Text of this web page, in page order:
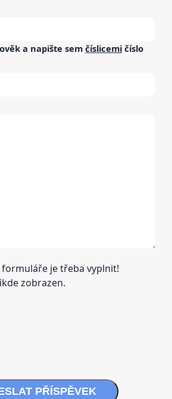
a napište sem číslicemi číslo
je třeba vyplnit!
zobrazen.
PŘÍSPĚVEK